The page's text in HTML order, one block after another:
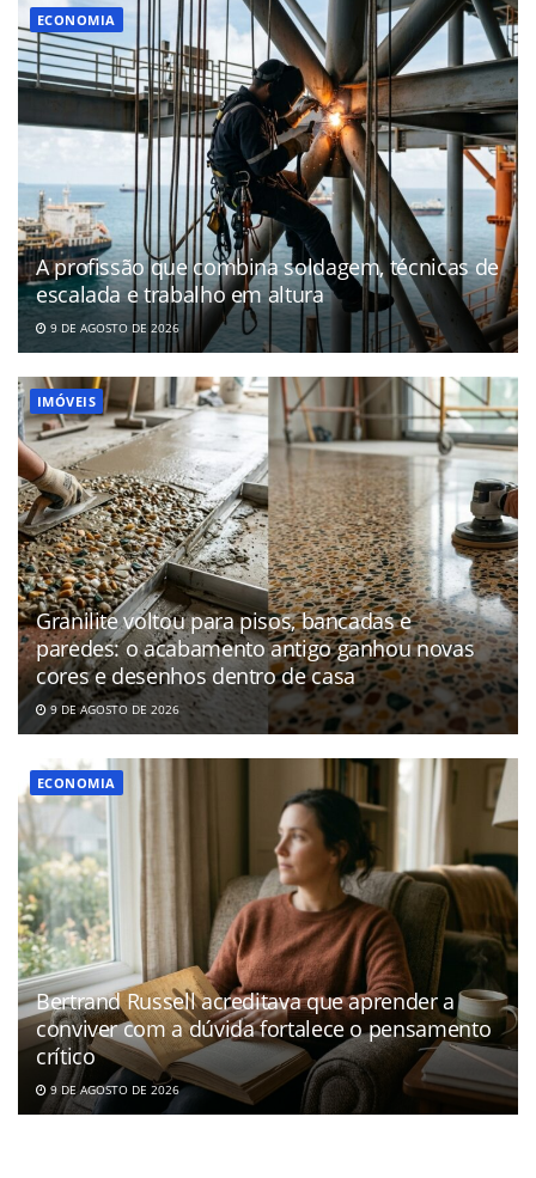
ECONOMIA
A profissão que combina soldagem, técnicas de
escalada e trabalho em altura
9 DE AGOSTO DE 2026
IMÓVEIS
Granilite voltou para pisos, bancadas e
paredes: o acabamento antigo ganhou novas
cores e desenhos dentro de casa
9 DE AGOSTO DE 2026
ECONOMIA
Bertrand Russell acreditava que aprender a
conviver com a dúvida fortalece o pensamento
crítico
9 DE AGOSTO DE 2026